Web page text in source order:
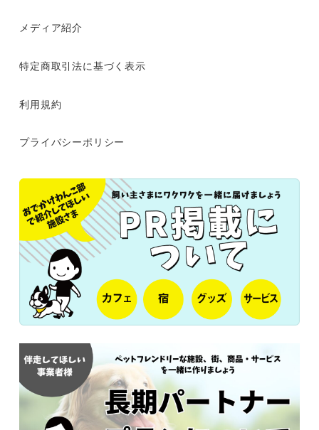
メディア紹介
特定商取引法に基づく表示
利用規約
プライバシーポリシー